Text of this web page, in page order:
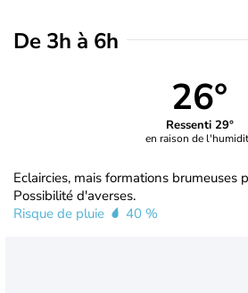
De 3h à 6h
26°
Ressenti 29°
en raison de
Eclaircies, mais formations brumeuses
Possibilité d'averses.
Risque de pluie
40 %